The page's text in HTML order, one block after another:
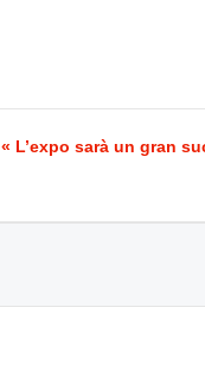
« L’expo sarà un gran